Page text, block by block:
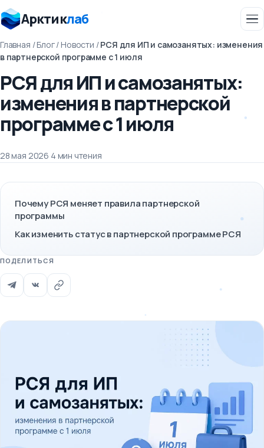
Арктиклаб
Главная /Блог/ Новости /РСЯ для ИП и самозанятых: изменения
в партнерской программе с 1 июля
РСЯ для ИП и самозанятых:
изменения в партнерской
программе с 1 июля
28 мая 2026·4 мин чтения
Почему РСЯ меняет правила партнерской
программы
Как изменить статус в партнерской программе РСЯ
ПОДЕЛИТЬСЯ